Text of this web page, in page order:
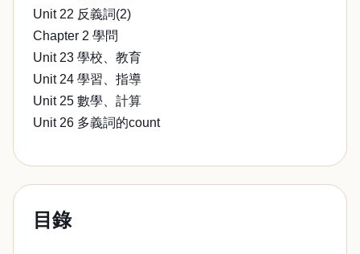
Unit 22 反義詞(2)
Chapter 2 學問
Unit 23 學校、教育
Unit 24 學習、指導
Unit 25 數學、計算
Unit 26 多義詞的count
目錄